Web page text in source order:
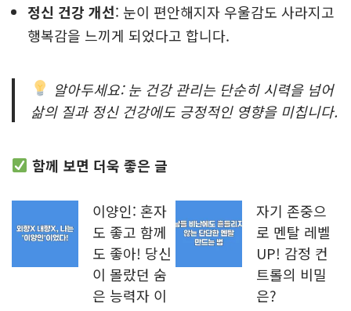
정신 건강 개선: 눈이 편안해지자 우울감도 사라지고
행복감을 느끼게 되었다고 합니다.
알아두세요: 눈 건강 관리는 단순히 시력을 넘어
삶의 질과 정신 건강에도 긍정적인 영향을 미칩니다.
함께 보면 더욱 좋은 글
이양인: 혼자
도 좋고 함께
도 좋아! 당신
이 몰랐던 숨
은 능력자 이
자기 존중으
로 멘탈 레벨
UP! 감정 컨
트롤의 비밀
은?